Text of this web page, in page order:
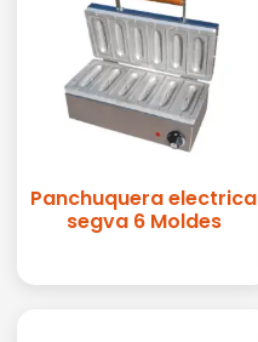
Panchuquera electrica
segva 6 Moldes